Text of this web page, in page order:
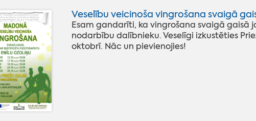
Veselību veicinoša vingrošana svaigā
Esam gandarīti, ka vingrošana svaigā gaisā
nodarbību dalībnieku. Veselīgi izkustēties
oktobrī. Nāc un pievienojies!